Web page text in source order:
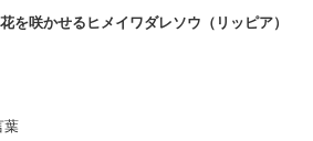
を咲かせるヒメイワダレソウ（リッピア）
葉